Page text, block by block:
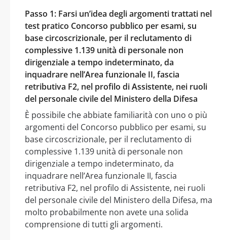
Passo 1: Farsi un’idea degli argomenti trattati nel
test pratico Concorso pubblico per esami, su
base circoscrizionale, per il reclutamento di
complessive 1.139 unità di personale non
dirigenziale a tempo indeterminato, da
inquadrare nell’Area funzionale II, fascia
retributiva F2, nel profilo di Assistente, nei ruoli
del personale civile del Ministero della Difesa
È possibile che abbiate familiarità con uno o più
argomenti del Concorso pubblico per esami, su
base circoscrizionale, per il reclutamento di
complessive 1.139 unità di personale non
dirigenziale a tempo indeterminato, da
inquadrare nell’Area funzionale II, fascia
retributiva F2, nel profilo di Assistente, nei ruoli
del personale civile del Ministero della Difesa, ma
molto probabilmente non avete una solida
comprensione di tutti gli argomenti.